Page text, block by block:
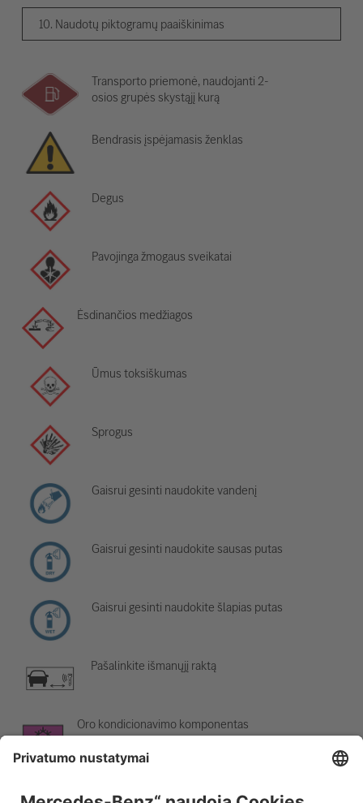
10. Naudotų piktogramų paaiškinimas
Transporto priemonė, naudojanti 2-
osios grupės skystąjį kurą
Bendrasis įspėjamasis ženklas
Degus
Pavojinga žmogaus sveikatai
Ėsdinančios medžiagos
Ūmus toksiškumas
Sprogus
Gaisrui gesinti naudokite vandenį
Gaisrui gesinti naudokite sausas putas
Gaisrui gesinti naudokite šlapias putas
Pašalinkite išmanųjį raktą
Oro kondicionavimo komponentas